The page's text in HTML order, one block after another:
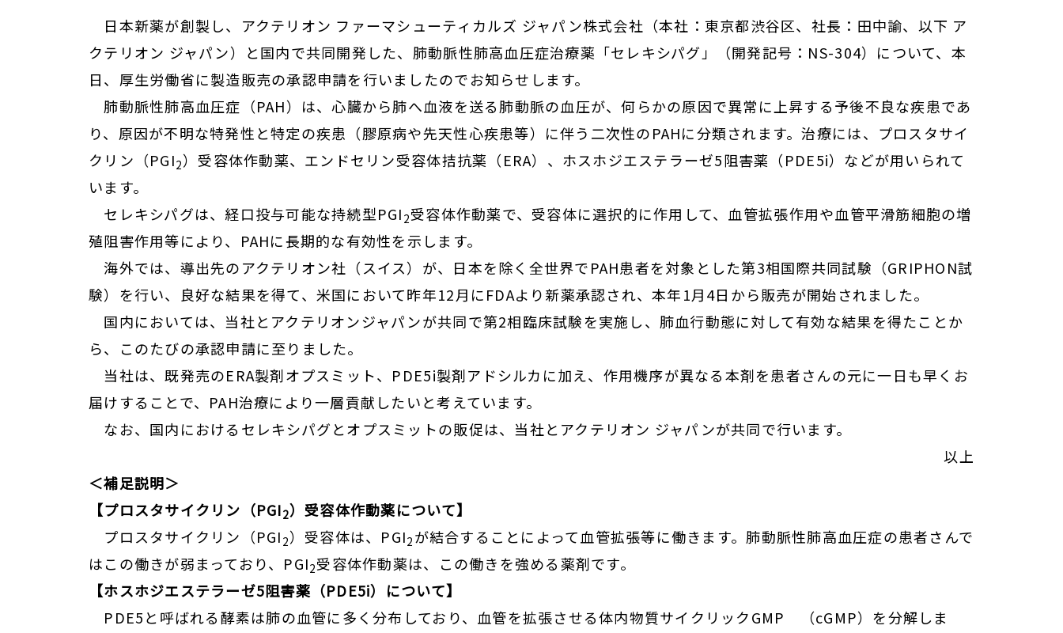
日本新薬が創製し、アクテリオン ファーマシューティカルズ ジャパン株式会社（本社：東京都渋谷区、社長：田中諭、以下 ア
クテリオン ジャパン）と国内で共同開発した、肺動脈性肺高血圧症治療薬「セレキシパグ」（開発記号：NS-304）について、本
日、厚生労働省に製造販売の承認申請を行いましたのでお知らせします。
肺動脈性肺高血圧症（PAH）は、心臓から肺へ血液を送る肺動脈の血圧が、何らかの原因で異常に上昇する予後不良な疾患であ
り、原因が不明な特発性と特定の疾患（膠原病や先天性心疾患等）に伴う二次性のPAHに分類されます。治療には、プロスタサイ
クリン（PGI2）受容体作動薬、エンドセリン受容体拮抗薬（ERA）、ホスホジエステラーゼ5阻害薬（PDE5i）などが用いられて
います。
セレキシパグは、経口投与可能な持続型PGI 2受容体作動薬で、受容体に選択的に作用して、血管拡張作用や血管平滑筋細胞の増
殖阻害作用等により、PAHに長期的な有効性を示します。
海外では、導出先のアクテリオン社（スイス）が、日本を除く全世界でPAH患者を対象とした第3相国際共同試験（GRIPHON試
験）を行い、良好な結果を得て、米国において昨年12月にFDAより新薬承認され、本年1月4日から販売が開始されました。
国内においては、当社とアクテリオンジャパンが共同で第2相臨床試験を実施し、肺血行動態に対して有効な結果を得たことか
ら、このたびの承認申請に至りました。
当社は、既発売のERA製剤オプスミット、PDE5i製剤アドシルカに加え、作用機序が異なる本剤を患者さんの元に一日も早くお
届けすることで、PAH治療により一層貢献したいと考えています。
なお、国内におけるセレキシパグとオプスミットの販促は、当社とアクテリオン ジャパンが共同で行います。
以上
＜補足説明＞
【プロスタサイクリン（PGI2）受容体作動薬について】
プロスタサイクリン（PGI 2）受容体は、PGI2 が結合することによって血管拡張等に働きます。肺動脈性肺高血圧症の患者さんで
はこの働きが弱まっており、PGI2受容体作動薬は、この働きを強める薬剤です。
【ホスホジエステラーゼ5阻害薬（PDE5i） について】
PDE5と呼ばれる酵素は肺の血管に多く分布しており、血管を拡張させる体内物質サイクリックGMP （cGMP）を分解しま